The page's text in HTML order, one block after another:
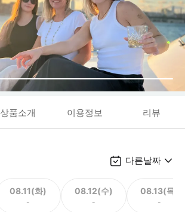
상품소개 이용정보 리뷰
다른날짜
08.11(화)
-
08.12(수)
-
08.13(목)
-